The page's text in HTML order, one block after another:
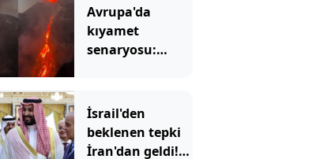
Avrupa'da
kıyamet
senaryosu:
olacak?
İsrail'den
beklenen tepki
İran'dan geldi!